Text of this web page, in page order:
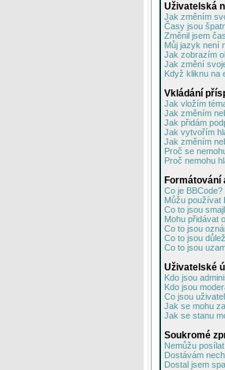
Uživatelská
Jak změním
Časy jsou
Změnil jsem
Můj jazyk není
Jak zobrazím
Jak změní
Když kliknu na
Vkládání
Jak vložím
Jak změním
Jak přidám
Jak vytvořím
Jak změním
Proč se
Proč nemohu
Co je BBCode?
Můžu používat
Co to jsou
Mohu přidávat
Co to jsou
Co to jsou
Co to jsou
Uživatelské
Kdo jsou
Kdo jsou
Co jsou
Jak se mohu
Jak se stanu
Soukromé
Nemůžu
Dostávám
Dostal jsem